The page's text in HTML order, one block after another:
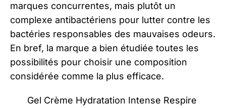
marques concurrentes, mais plutôt un
complexe antibactériens pour lutter contre les
bactéries responsables des mauvaises odeurs.
En bref, la marque a bien étudiée toutes les
possibilités pour choisir une composition
considérée comme la plus efficace.
Gel Crème Hydratation Intense Respire